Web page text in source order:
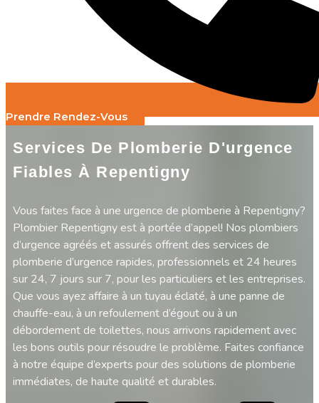
Prendre Rendez-Vous
Services De Plomberie D'urgence
Fiables À Repentigny
Vous faites face à une urgence de plomberie à Repentigny?
Plombier Repentigny est à portée d’appel! Nos plombiers
d’urgence agréés et assurés offrent des services de
plomberie d’urgence rapides, professionnels et 24 heures
sur 24, 7 jours sur 7, pour les particuliers et les entreprises.
Que vous ayez affaire à un tuyau éclaté, à une panne de
chauffe-eau, à un refoulement d’égout ou à un
débordement de toilettes, nous arrivons rapidement avec
les bons outils pour résoudre le problème. Faites confiance
à notre équipe d’experts pour des solutions de plomberie
immédiates, de haute qualité et durables.